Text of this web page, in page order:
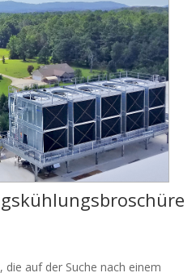
auf der Suche nach einem